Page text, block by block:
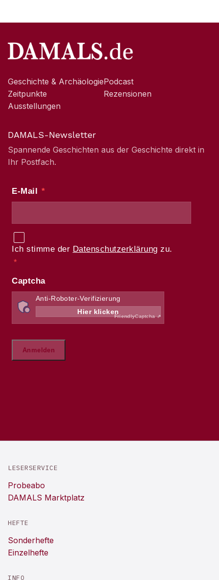
Geschichte & Archäologie
Zeitpunkte
Ausstellungen
Podcast
Rezensionen
DAMALS-Newsletter
Spannende Geschichten aus der Geschichte direkt in
Ihr Postfach.
LESERSERVICE
Probeabo
DAMALS Marktplatz
HEFTE
Sonderhefte
Einzelhefte
INFO